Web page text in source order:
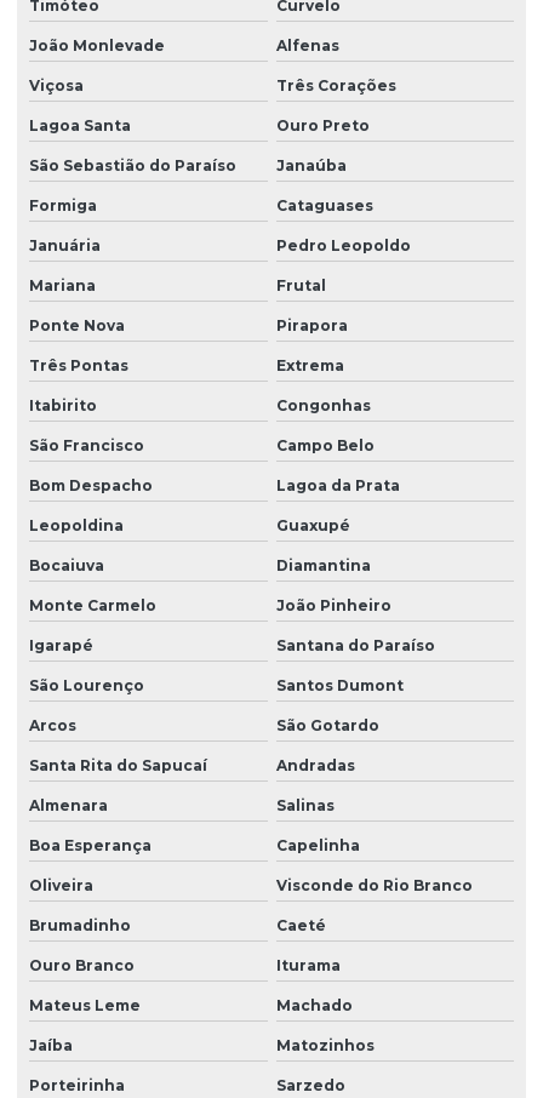
Timóteo Curvelo
João Monlevade Alfenas
Viçosa Três Corações
Lagoa Santa Ouro Preto
São Sebastião do Paraíso Janaúba
Formiga Cataguases
Januária Pedro Leopoldo
Mariana Frutal
Ponte Nova Pirapora
Três Pontas Extrema
Itabirito Congonhas
São Francisco Campo Belo
Bom Despacho Lagoa da Prata
Leopoldina Guaxupé
Bocaiuva Diamantina
Monte Carmelo João Pinheiro
Igarapé Santana do Paraíso
São Lourenço Santos Dumont
Arcos São Gotardo
Santa Rita do Sapucaí Andradas
Almenara Salinas
Boa Esperança Capelinha
Oliveira Visconde do Rio Branco
Brumadinho Caeté
Ouro Branco Iturama
Mateus Leme Machado
Jaíba Matozinhos
Porteirinha Sarzedo